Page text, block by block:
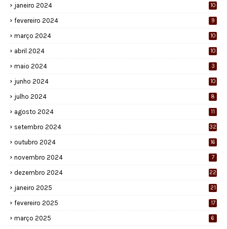
janeiro 2024 10
fevereiro 2024 9
março 2024 10
abril 2024 10
maio 2024 3
junho 2024 10
julho 2024 8
agosto 2024 11
setembro 2024 32
outubro 2024 16
novembro 2024 7
dezembro 2024 22
janeiro 2025 21
fevereiro 2025 17
março 2025 6